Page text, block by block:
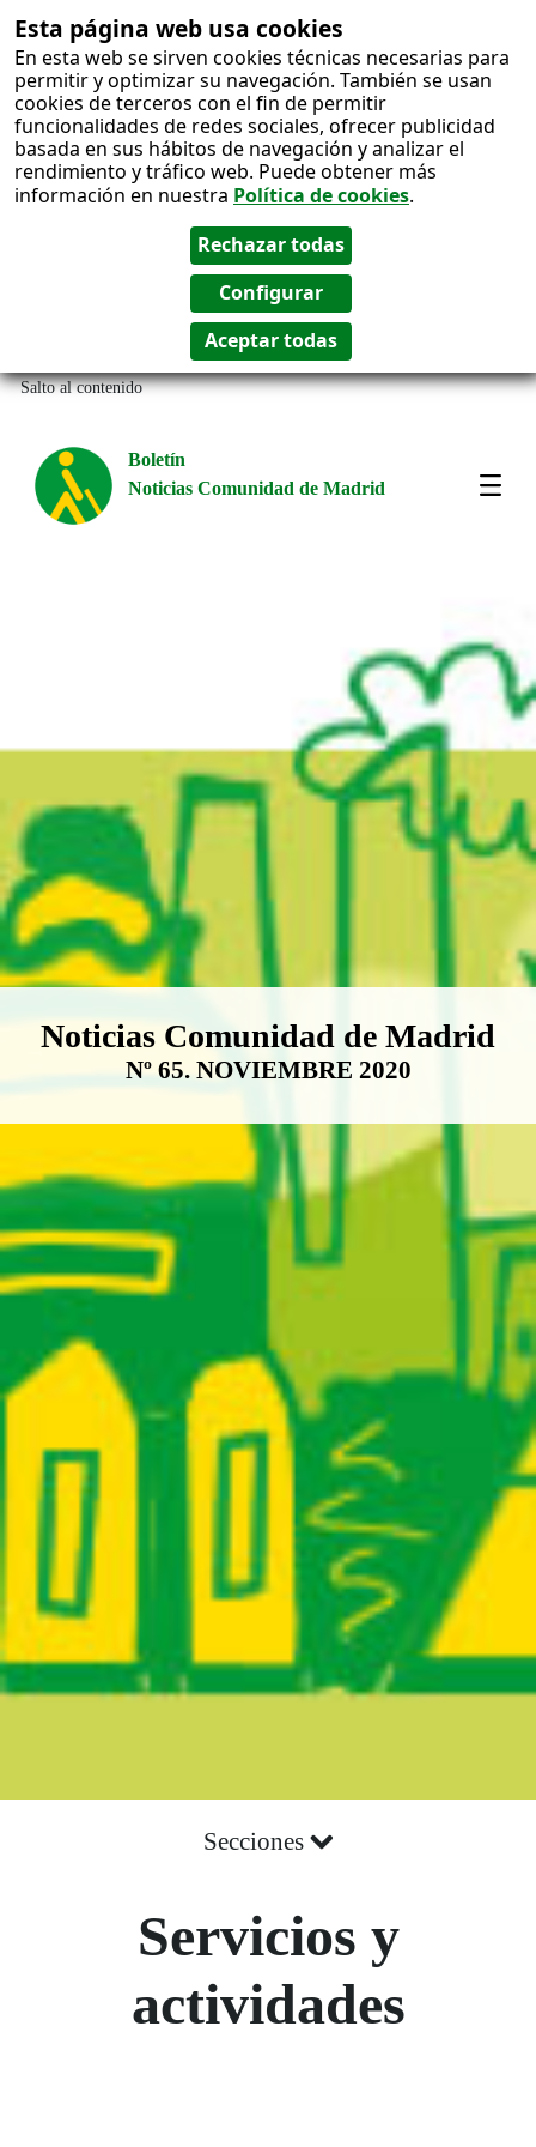
Esta página web usa cookies
En esta web se sirven cookies técnicas necesarias para
permitir y optimizar su navegación. También se usan
cookies de terceros con el fin de permitir
funcionalidades de redes sociales, ofrecer publicidad
basada en sus hábitos de navegación y analizar el
rendimiento y tráfico web. Puede obtener más
información en nuestra Política de cookies.
Salto al contenido
Boletín
Noticias Comunidad de Madrid
Boletín Noticias Comunidad de
Noticias Comunidad de Madrid
Nº 65. NOVIEMBRE 2020
Secciones
Servicios y
actividades